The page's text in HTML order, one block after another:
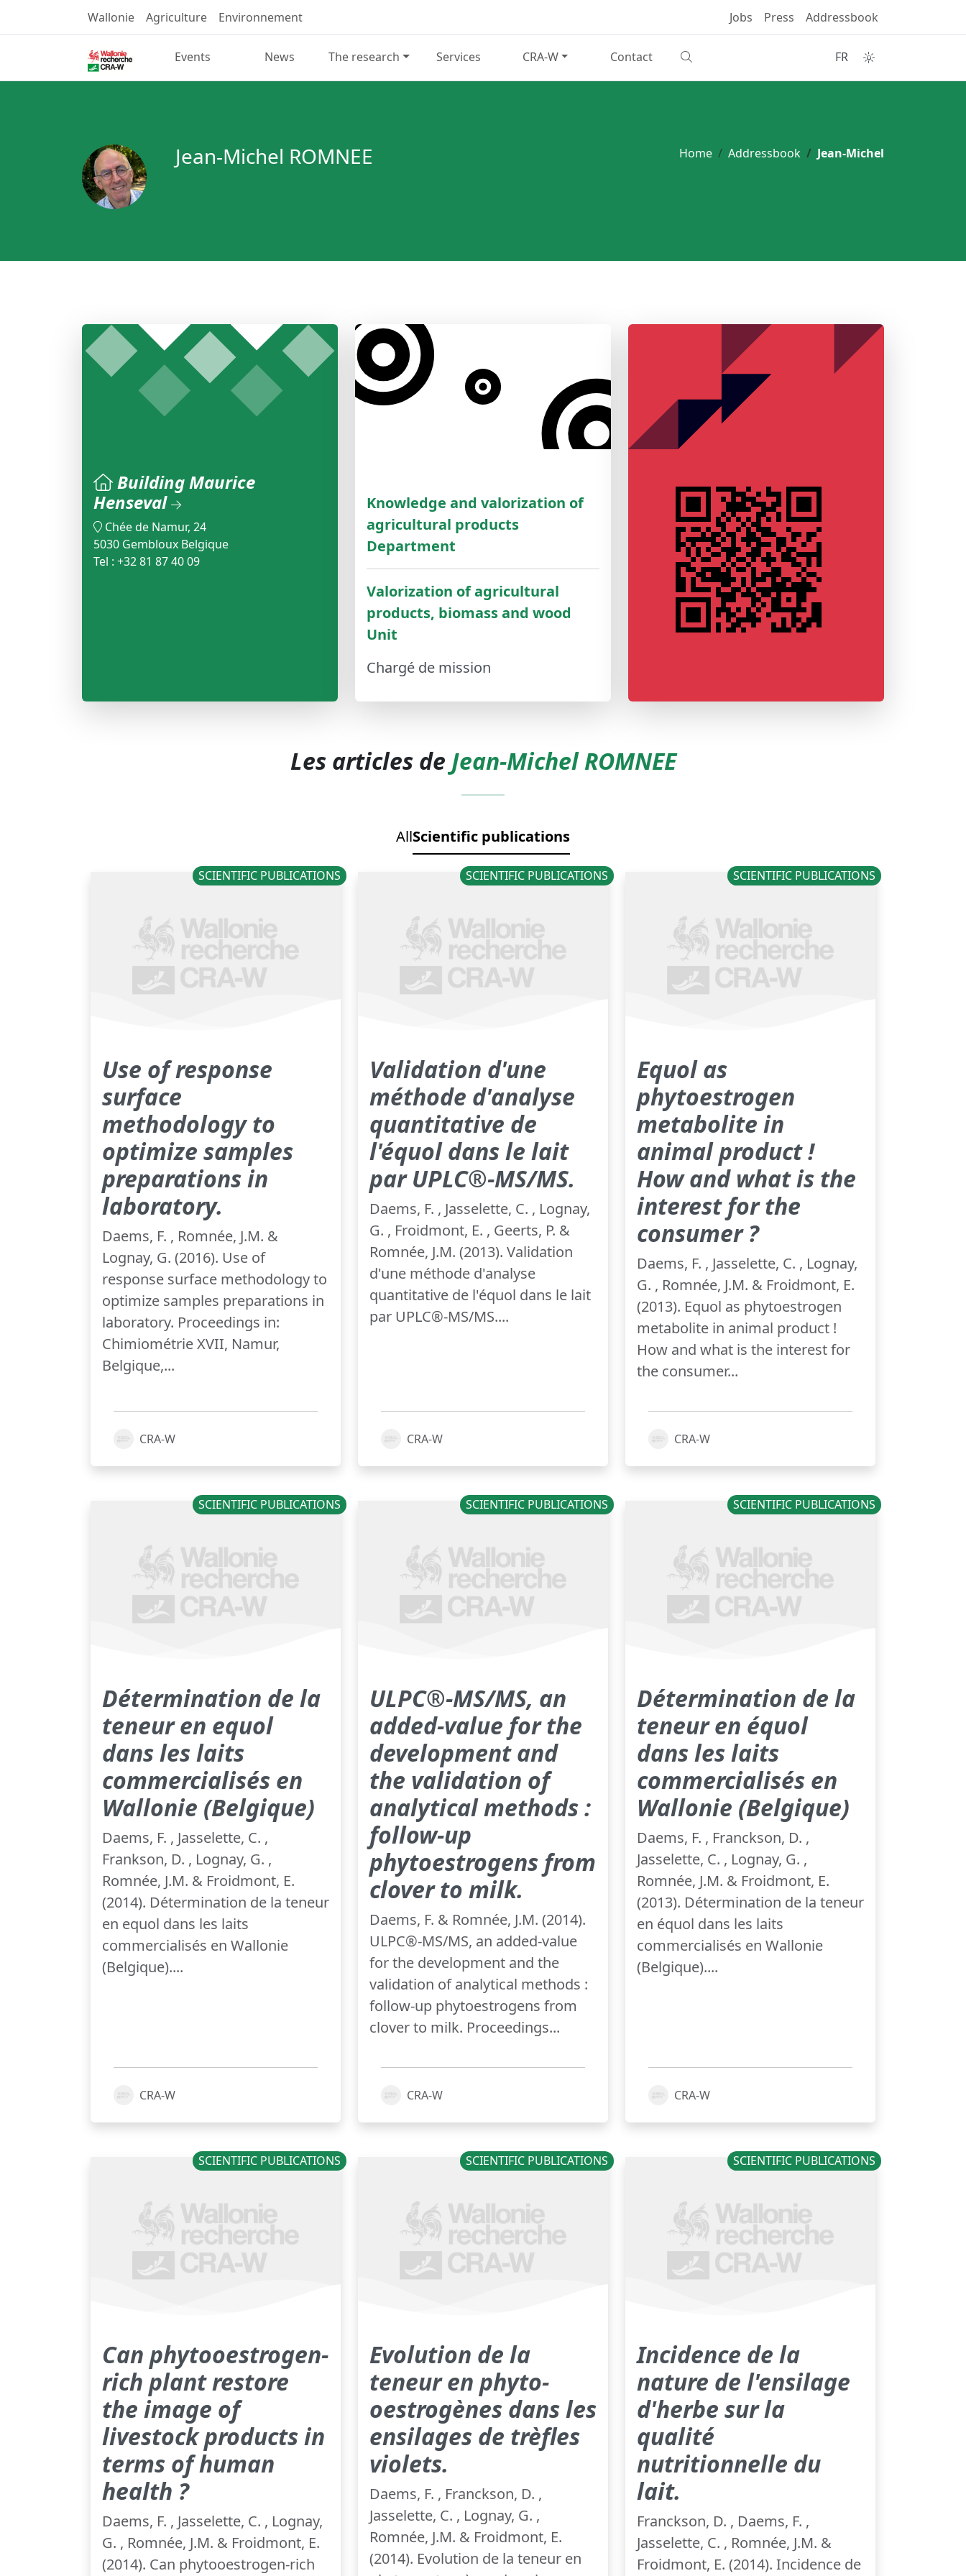
Wallonie Agriculture Environnement Jobs Press Addressbook
Events News The research Services CRA-W Contact FR
Home Addressbook Jean-Michel
Jean-Michel ROMNEE
Building Maurice
Henseval
Chée de Namur, 24
5030 Gembloux Belgique
Tel : +32 81 87 40 09
Knowledge and valorization of
agricultural products
Department
Valorization of agricultural
products, biomass and wood
Unit
Chargé de mission
Les articles de Jean-Michel ROMNEE
AllScientific publications
SCIENTIFIC PUBLICATIONS
Use of response
surface
methodology to
optimize samples
preparations in
laboratory.
Daems, F. , Romnée, J.M. &
Lognay, G. (2016). Use of
response surface methodology to
optimize samples preparations in
laboratory. Proceedings in:
Chimiométrie XVII, Namur,
Belgique,...
CRA-W
SCIENTIFIC PUBLICATIONS
Validation d'une
méthode d'analyse
quantitative de
l'équol dans le lait
par UPLC®-MS/MS.
Daems, F. , Jasselette, C. , Lognay,
G. , Froidmont, E. , Geerts, P. &
Romnée, J.M. (2013). Validation
d'une méthode d'analyse
quantitative de l'équol dans le lait
par UPLC®-MS/MS....
CRA-W
SCIENTIFIC PUBLICATIONS
Equol as
phytoestrogen
metabolite in
animal product !
How and what is the
interest for the
consumer ?
Daems, F. , Jasselette, C. , Lognay,
G. , Romnée, J.M. & Froidmont, E.
(2013). Equol as phytoestrogen
metabolite in animal product !
How and what is the interest for
the consumer...
CRA-W
SCIENTIFIC PUBLICATIONS
Détermination de la
teneur en equol
dans les laits
commercialisés en
Wallonie (Belgique)
Daems, F. , Jasselette, C. ,
Frankson, D. , Lognay, G. ,
Romnée, J.M. & Froidmont, E.
(2014). Détermination de la teneur
en equol dans les laits
commercialisés en Wallonie
(Belgique)....
CRA-W
SCIENTIFIC PUBLICATIONS
ULPC®-MS/MS, an
added-value for the
development and
the validation of
analytical methods :
follow-up
phytoestrogens from
clover to milk.
Daems, F. & Romnée, J.M. (2014).
ULPC®-MS/MS, an added-value
for the development and the
validation of analytical methods :
follow-up phytoestrogens from
clover to milk. Proceedings...
CRA-W
SCIENTIFIC PUBLICATIONS
Détermination de la
teneur en équol
dans les laits
commercialisés en
Wallonie (Belgique)
Daems, F. , Franckson, D. ,
Jasselette, C. , Lognay, G. ,
Romnée, J.M. & Froidmont, E.
(2013). Détermination de la teneur
en équol dans les laits
commercialisés en Wallonie
(Belgique)....
CRA-W
SCIENTIFIC PUBLICATIONS
Can phytooestrogen-
rich plant restore
the image of
livestock products in
terms of human
health ?
Daems, F. , Jasselette, C. , Lognay,
G. , Romnée, J.M. & Froidmont, E.
(2014). Can phytooestrogen-rich
SCIENTIFIC PUBLICATIONS
Evolution de la
teneur en phyto-
oestrogènes dans les
ensilages de trèfles
violets.
Daems, F. , Franckson, D. ,
Jasselette, C. , Lognay, G. ,
Romnée, J.M. & Froidmont, E.
(2014). Evolution de la teneur en
SCIENTIFIC PUBLICATIONS
Incidence de la
nature de l'ensilage
d'herbe sur la
qualité
nutritionnelle du
lait.
Franckson, D. , Daems, F. ,
Jasselette, C. , Romnée, J.M. &
Froidmont, E. (2014). Incidence de